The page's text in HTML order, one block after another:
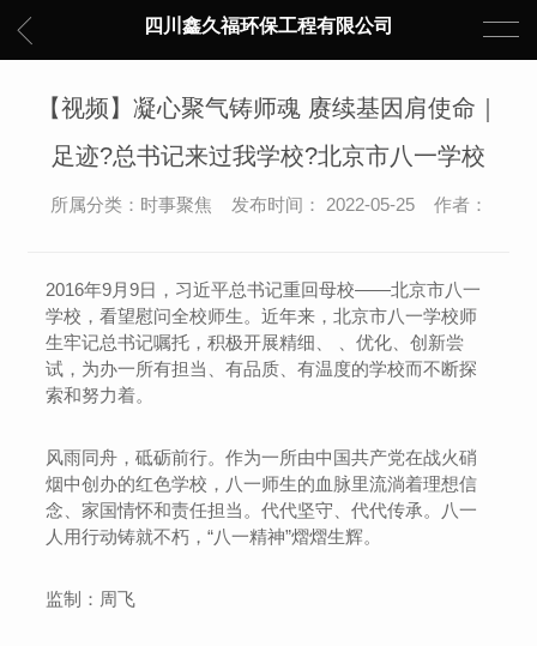
四川鑫久福环保工程有限公司
【视频】凝心聚气铸师魂 赓续基因肩使命｜
足迹?总书记来过我学校?北京市八一学校
所属分类：时事聚焦 发布时间： 2022-05-25 作者：
2016年9月9日，习近平总书记重回母校——北京市八一
学校，看望慰问全校师生。近年来，北京市八一学校师
生牢记总书记嘱托，积极开展精细、 、优化、创新尝
试，为办一所有担当、有品质、有温度的学校而不断探
索和努力着。
风雨同舟，砥砺前行。作为一所由中国共产党在战火硝
烟中创办的红色学校，八一师生的血脉里流淌着理想信
念、家国情怀和责任担当。代代坚守、代代传承。八一
人用行动铸就不朽，“八一精神”熠熠生辉。
监制：周飞